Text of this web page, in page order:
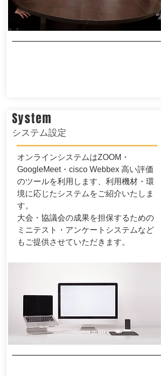
System
​システム設定
オンラインシステムはZOOM・
GoogleMeet・cisco Webbex 高い評価
のツールを利用します、 利用機材・環
境に応じたシステムをご紹介いたしま
す。
​大会・協議会の成果を担保するための
ミニテスト・アンケートシステムなど
もご提供させていただきます。